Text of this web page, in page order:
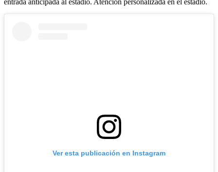
entrada anticipada al estadio. Atención personalizada en el estadio.
Ver esta publicación en Instagram